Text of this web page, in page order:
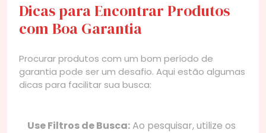
Dicas para Encontrar Produtos
com Boa Garantia
Procurar produtos com um bom período de
garantia pode ser um desafio. Aqui estão algumas
dicas para facilitar sua busca:
Use Filtros de Busca:Ao pesquisar, utilize os